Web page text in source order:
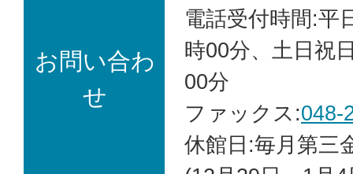
お問い合わ
せ
電話受付時間:平
時00分、土日祝
00分
ファックス:048-
休館日:毎月第三